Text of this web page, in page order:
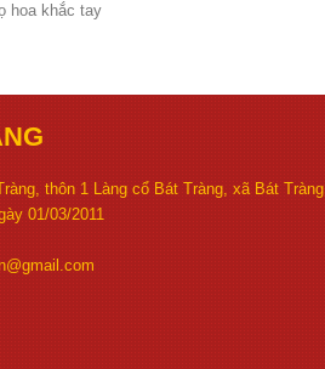
hoa khắc tay
thôn 1 Làng cổ Bát Tràng, xã Bát
01/03/2011